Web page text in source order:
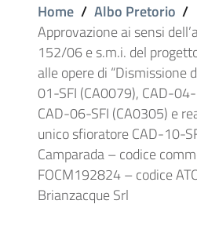
Home / Albo Pretorio /
Approvazione ai sensi
152/06 e s.m.i. del
alle opere di “Dismissione
01-SFI (CA0079), CAD-
CAD-06-SFI (CA0305) e
unico sfioratore CAD-10-
Camparada – codice
FOCM192824 – codice
Brianzacque Srl